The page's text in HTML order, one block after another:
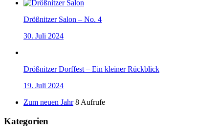
Drößnitzer Salon – No. 4
30. Juli 2024
Drößnitzer Dorffest – Ein kleiner Rückblick
19. Juli 2024
Zum neuen Jahr 8 Aufrufe
Kategorien